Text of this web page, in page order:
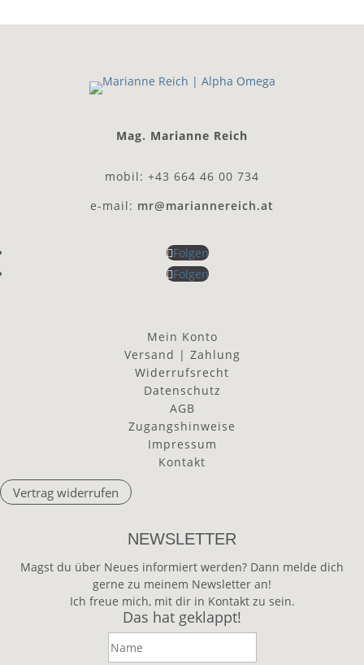
Mag. Marianne Reich
mobil: +43 664 46 00 734
e-mail: mr@mariannereich.at
Folgen
Folgen
Mein Konto
Versand | Zahlung
Widerrufsrecht
Datenschutz
AGB
Zugangshinweise
Impressum
Kontakt
Vertrag widerrufen
NEWSLETTER
Magst du über Neues informiert werden? Dann melde dich
gerne zu meinem Newsletter an!
Ich freue mich, mit dir in Kontakt zu sein.
Das hat geklappt!